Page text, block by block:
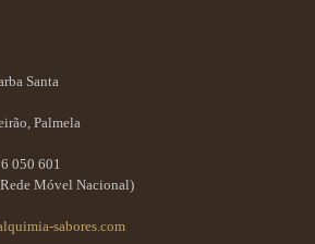
Santa
Palmela
050 601
Móvel Nacional)
sabores.com